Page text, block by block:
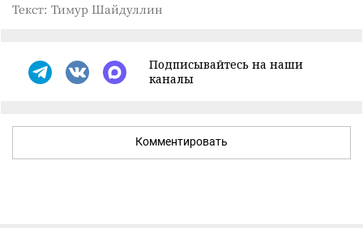
Текст: Тимур Шайдуллин
Подписывайтесь на наши
каналы
Комментировать